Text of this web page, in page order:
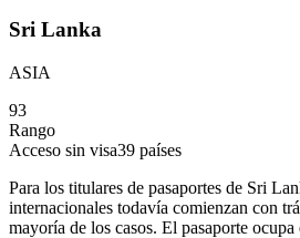
Sri Lanka
ASIA
93
Rango
Acceso sin visa39 países
Para los titulares de pasaportes de Sri
internacionales todavía comienzan con
mayoría de los casos. El pasaporte ocupa